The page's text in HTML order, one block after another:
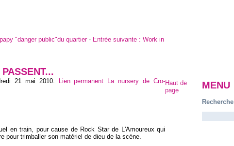
papy "danger public"du quartier - Entrée suivante : Work in
21 mai 2010. Lien permanent
La nursery de Cro-
en train, pour cause de Rock Star de L'Amoureux qui
pour trimballer son matériel de dieu de la scène.
MENU
Recherche
Haut de
page